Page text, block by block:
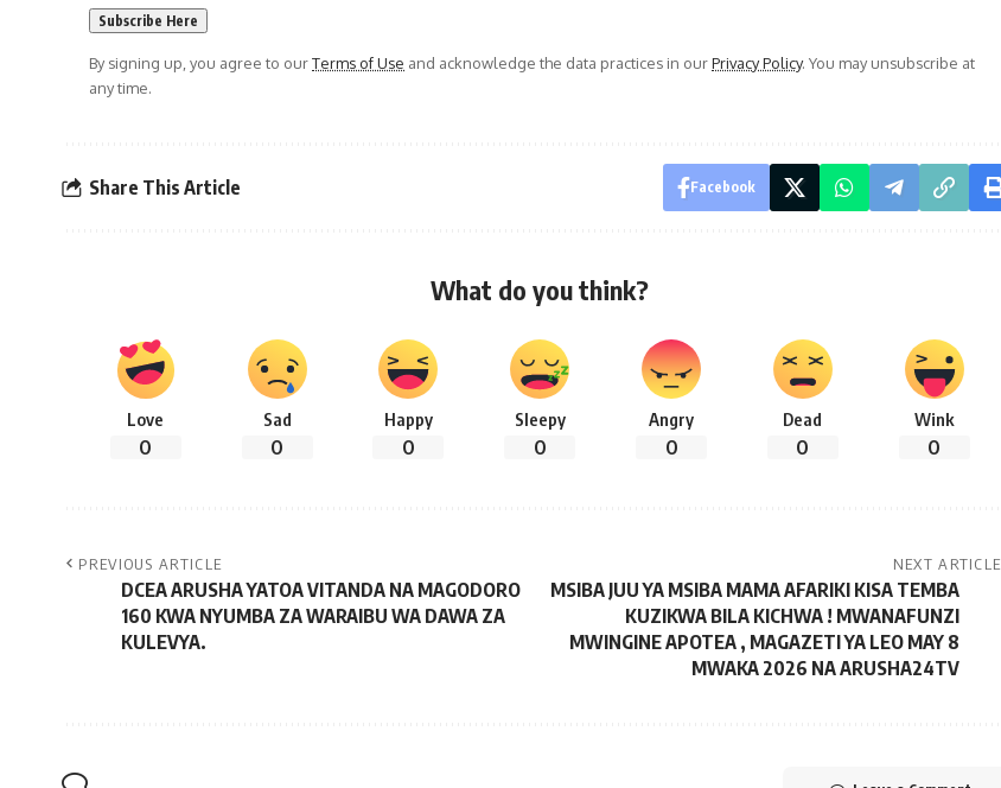
By signing up, you agree to ourTerms of Use and acknowledge the data practices in ourPrivacy Policy. You may unsubscribe at
any time.
Share This Article Facebook
What do you think?
Love
0
Sad
0
Happy
0
Sleepy
0
Angry
0
Dead
0
Wink
0
PREVIOUS ARTICLE
DCEA ARUSHA YATOA VITANDA NA MAGODORO
160 KWA NYUMBA ZA WARAIBU WA DAWA ZA
KULEVYA.
NEXT ARTICLE
MSIBA JUU YA MSIBA MAMA AFARIKI KISA TEMBA
KUZIKWA BILA KICHWA ! MWANAFUNZI
MWINGINE APOTEA , MAGAZETI YA LEO MAY 8
MWAKA 2026 NA ARUSHA24TV